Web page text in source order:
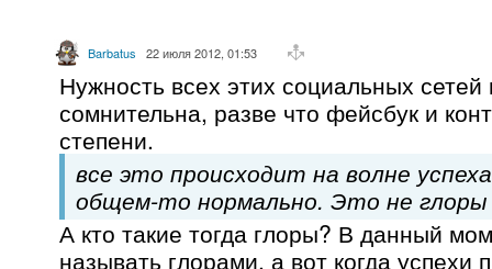
Barbatus 22 июля 2012, 01:53
Нужность всех этих социальных сетей
сомнительна, разве что фейсбук и
степени.
все это происходит на волне
общем-то нормально. Это не глоры
А кто такие тогда глоры? В данный
называть глорами, а вот когда успехи